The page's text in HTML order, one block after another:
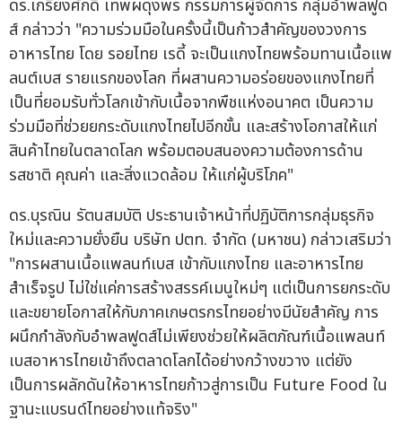
ดร.เกรียงศักดิ์ เทพผดุงพร กรรมการผู้จัดการ กลุ่มอำพลฟูด
ส์ กล่าวว่า "ความร่วมมือในครั้งนี้เป็นก้าวสำคัญของวงการ
อาหารไทย โดย รอยไทย เรดี้ จะเป็นแกงไทยพร้อมทานเนื้อแพ
ลนต์เบส รายแรกของโลก ที่ผสานความอร่อยของแกงไทยที่
เป็นที่ยอมรับทั่วโลกเข้ากับเนื้อจากพืชแห่งอนาคต เป็นความ
ร่วมมือที่ช่วยยกระดับแกงไทยไปอีกขั้น และสร้างโอกาสให้แก่
สินค้าไทยในตลาดโลก พร้อมตอบสนองความต้องการด้าน
รสชาติ คุณค่า และสิ่งแวดล้อม ให้แก่ผู้บริโภค"
ดร.บุรณิน รัตนสมบัติ ประธานเจ้าหน้าที่ปฏิบัติการกลุ่มธุรกิจ
ใหม่และความยั่งยืน บริษัท ปตท. จำกัด (มหาชน) กล่าวเสริมว่า
"การผสานเนื้อแพลนท์เบส เข้ากับแกงไทย และอาหารไทย
สำเร็จรูป ไม่ใช่แค่การสร้างสรรค์เมนูใหม่ๆ แต่เป็นการยกระดับ
และขยายโอกาสให้กับภาคเกษตรกรไทยอย่างมีนัยสำคัญ การ
ผนึกกำลังกับอำพลฟูดส์ไม่เพียงช่วยให้ผลิตภัณฑ์เนื้อแพลนท์
เบสอาหารไทยเข้าถึงตลาดโลกได้อย่างกว้างขวาง แต่ยัง
เป็นการผลักดันให้อาหารไทยก้าวสู่การเป็น Future Food ใน
ฐานะแบรนด์ไทยอย่างแท้จริง"